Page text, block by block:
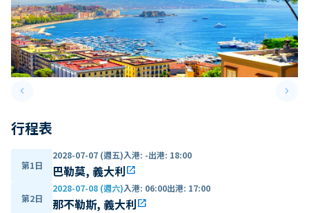
keyboard_arrow_leftPrevious slide keyboard_arrow_right
行程表
第1日
2028-07-07 (週五)入港: -出港: 18:00
巴勒莫, 義大利open_in_new
第2日
2028-07-08 (週六)入港: 06:00出港: 17:00
那不勒斯, 義大利open_in_new